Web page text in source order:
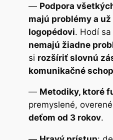
— Podpora
majú problémy a
logopédovi. Hodí
nemajú žiadne
si rozšíriť slovnú
komunikačné
— Metodiky, ktoré
premyslené,
deťom od 3 rokov.